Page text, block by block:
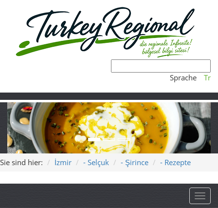
Sprache Tr
Sie sind hier: İzmir - Selçuk - Şirince - Rezepte